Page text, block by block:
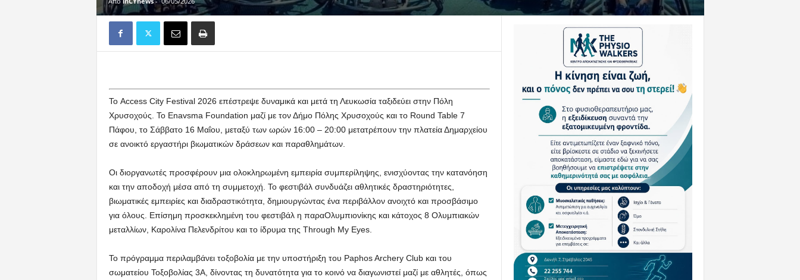
Το Access City Festival 2026 επέστρεψε δυναμικά και μετά τη Λευκωσία ταξιδεύει στην Πόλη
Χρυσοχούς. Το Enavsma Foundation μαζί με τον Δήμο Πόλης Χρυσοχούς και το Round Table 7
Πάφου, το Σάββατο 16 Μαΐου, μεταξύ των ωρών 16:00 – 20:00 μετατρέπουν την πλατεία Δημαρχείου
σε ανοικτό εργαστήρι βιωματικών δράσεων και παραθλημάτων.
Οι διοργανωτές προσφέρουν μια ολοκληρωμένη εμπειρία συμπερίληψης, ενισχύοντας την κατανόηση
και την αποδοχή μέσα από τη συμμετοχή. Το φεστιβάλ συνδυάζει αθλητικές δραστηριότητες,
βιωματικές εμπειρίες και διαδραστικότητα, δημιουργώντας ένα περιβάλλον ανοιχτό και προσβάσιμο
για όλους. Επίσημη προσκεκλημένη του φεστιβάλ η παραΟλυμπιονίκης και κάτοχος 8 Ολυμπιακών
μεταλλίων, Καρολίνα Πελενδρίτου και το ίδρυμα της Through My Eyes.
Το πρόγραμμα περιλαμβάνει τοξοβολία με την υποστήριξη του Paphos Archery Club και του
σωματείου Τοξοβολίας 3Α, δίνοντας τη δυνατότητα για το κοινό να διαγωνιστεί μαζί με αθλητές, όπως